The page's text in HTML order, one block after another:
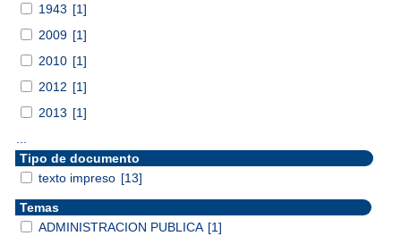
1943 [1]
2009 [1]
2010 [1]
2012 [1]
2013 [1]
Tipo de documento
texto impreso [13]
Temas
ADMINISTRACION PUBLICA [1]